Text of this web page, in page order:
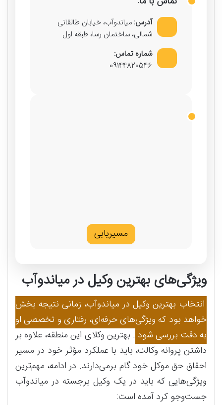
آدرس: میاندوآب، خیابان طالقانی
شمالی، ساختمان رسا، طبقه اول
شماره تماس:
09144820546
مسیریابی
ویژگی‌های بهترین وکیل در میاندوآب
انتخاب بهترین وکیل در میاندوآب، زمانی نتیجه‌ بخش
خواهد بود که ویژگی‌های حرفه‌ای، رفتاری و تخصصی او
به دقت بررسی شود . بهترین وکلای این منطقه، علاوه بر
داشتن پروانه وکالت، باید با عملکرد مؤثر خود در مسیر
احقاق حق موکل خود گام برمی‌دارند. در ادامه، مهم‌ترین
ویژگی‌هایی که باید در یک وکیل برجسته در میاندوآب
جست‌وجو کرد آمده است: